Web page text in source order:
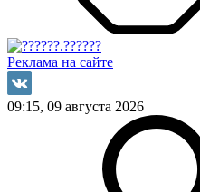
Реклама на сайте
09:15, 09 августа 2026